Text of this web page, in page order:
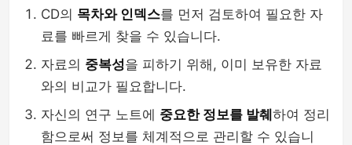
CD의 목차와 인덱스를 먼저 검토하여 필요한 자
료를 빠르게 찾을 수 있습니다.
자료의 중복성을 피하기 위해, 이미 보유한 자료
와의 비교가 필요합니다.
자신의 연구 노트에 중요한 정보를 발췌 하여 정리
함으로써 정보를 체계적으로 관리할 수 있습니